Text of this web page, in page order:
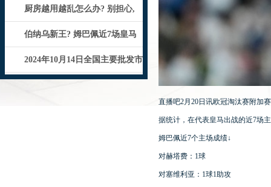
功，关键技术获重大进展！
厨房越用越乱怎么办? 别担心,
教你这6招, 让厨房焕然一新
伯纳乌新王? 姆巴佩近7场皇马
主场比赛已收获8球1助攻
2024年10月14日全国主要批发市
直播吧2月20日讯欧冠淘汰赛附加
据统计，在代表皇马出战的近7场
姆巴佩近7个主场成绩↓
对赫塔费：1球
对塞维利亚：1球1助攻